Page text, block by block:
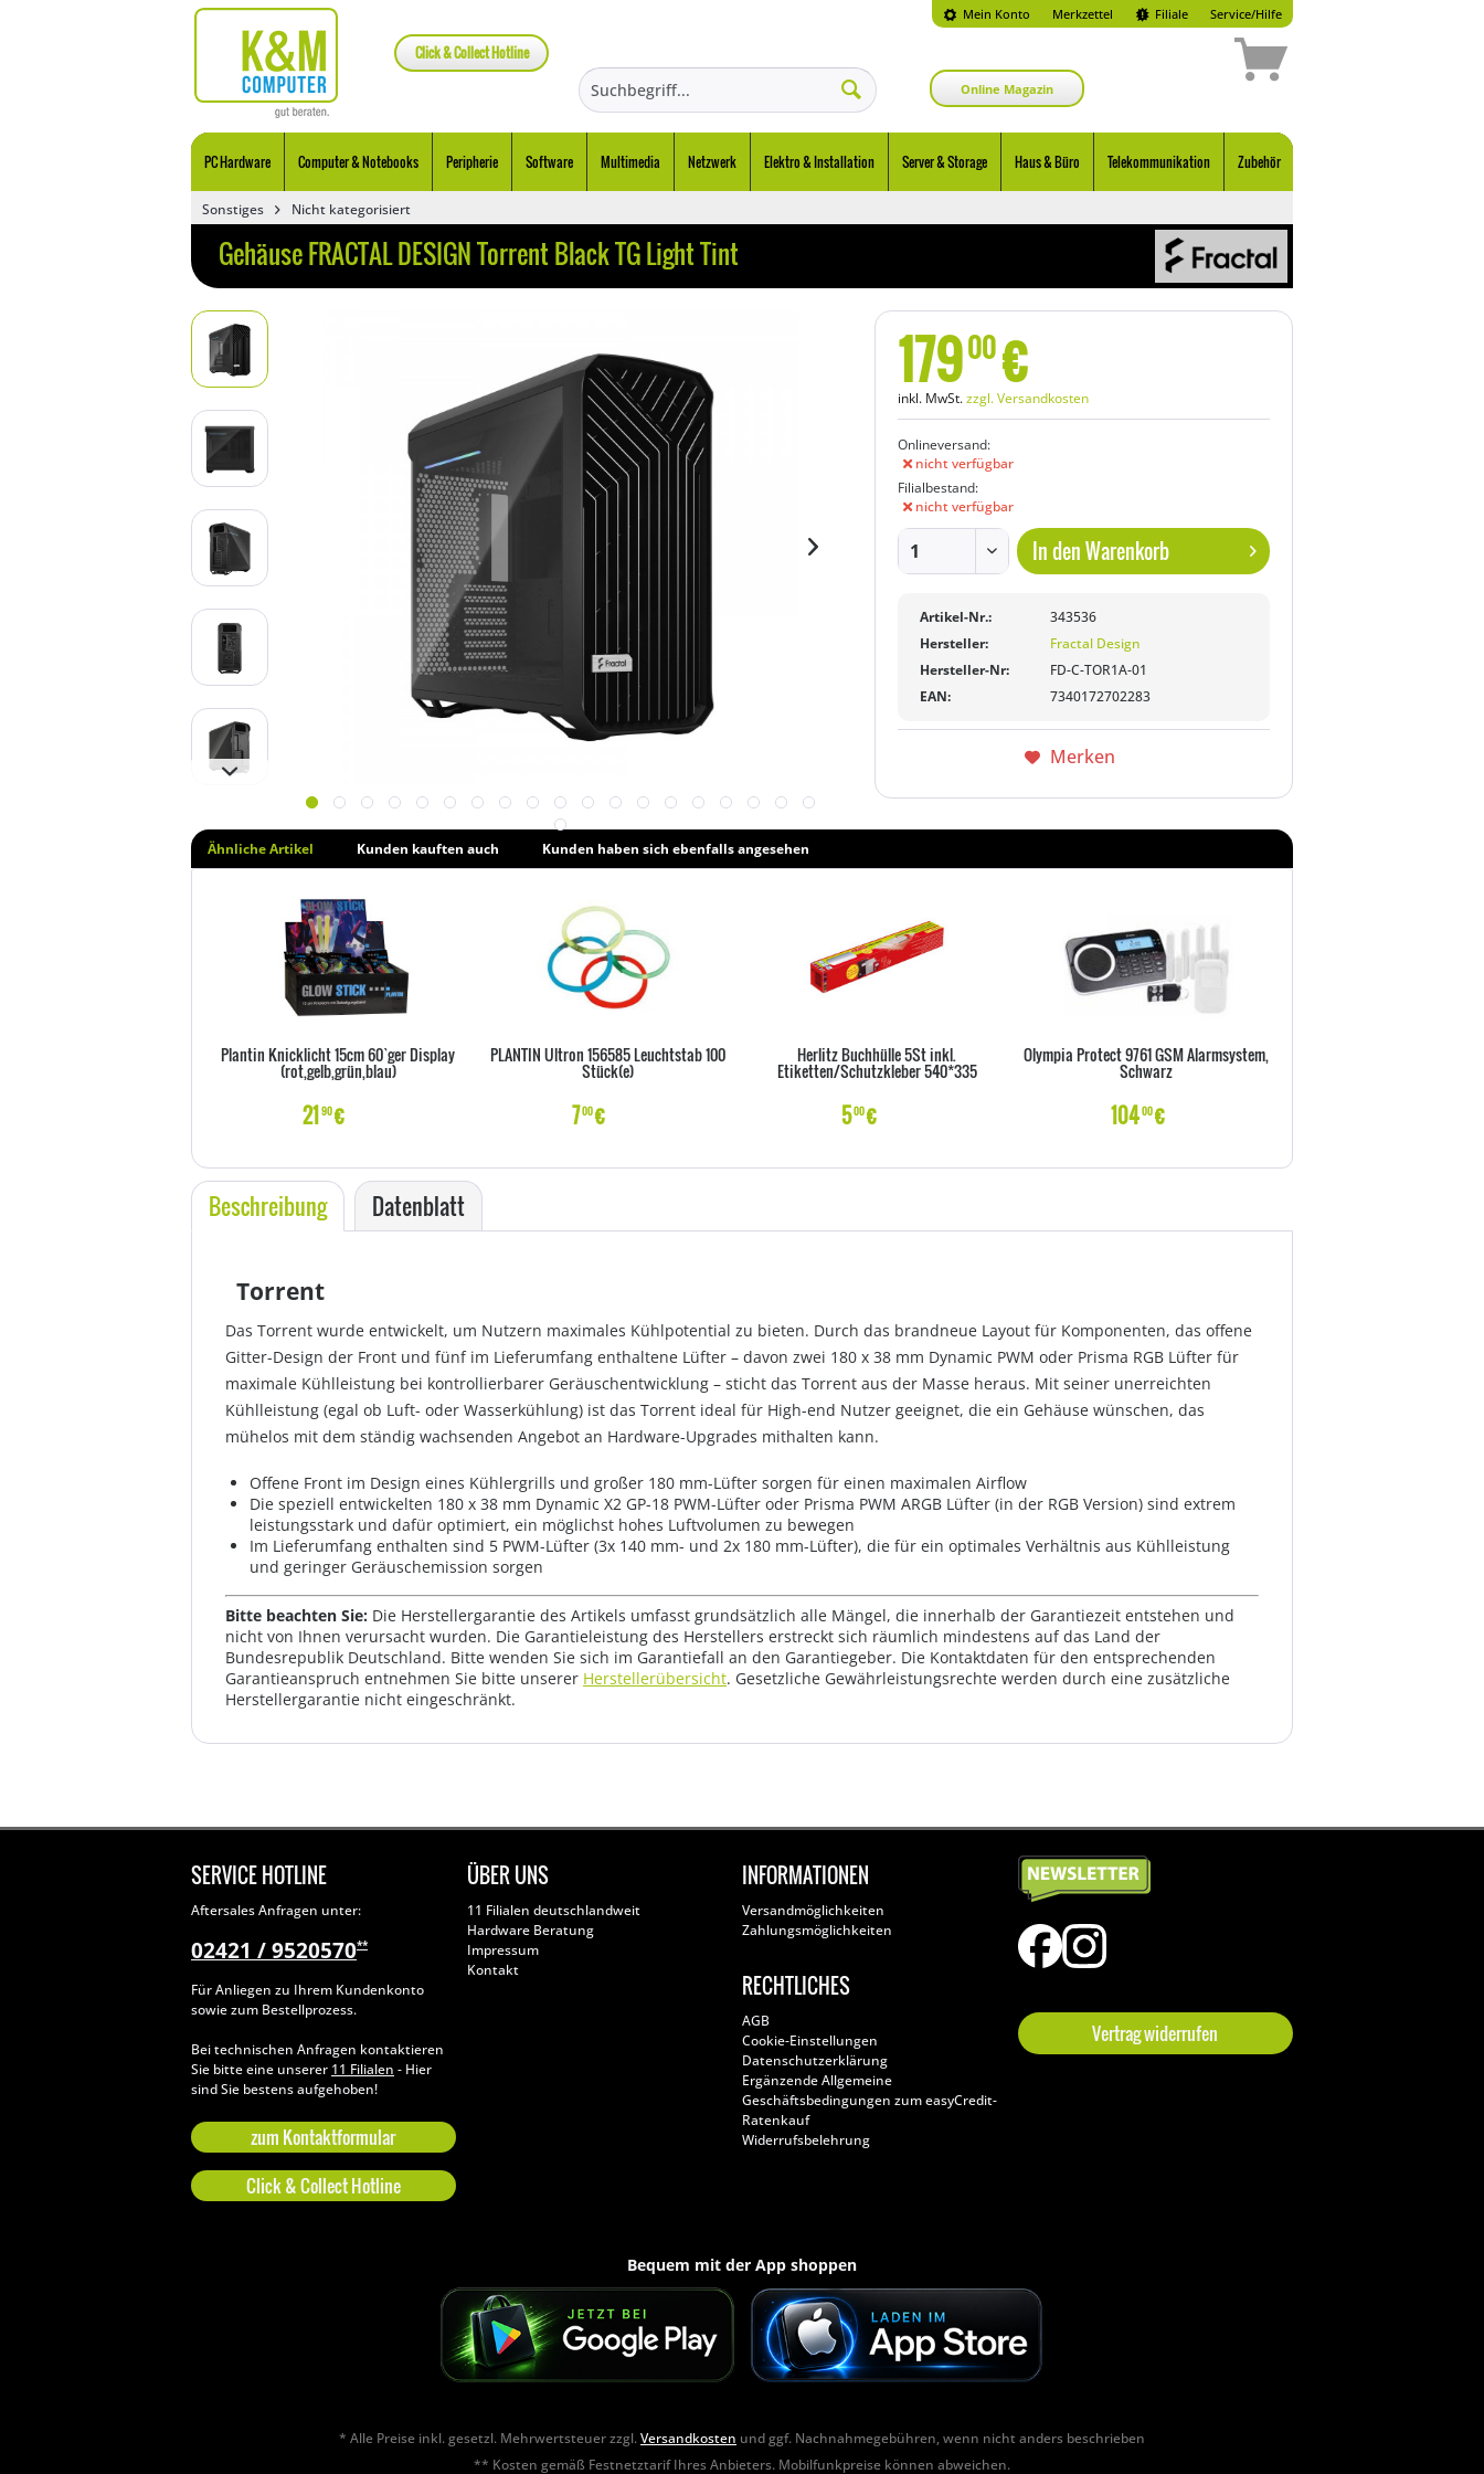
Mein Konto Merkzettel
Click & Collect Hotline
Filiale Service/Hilfe
Online Magazin
PC Hardware Computer & Notebooks Peripherie Software Multimedia Netzwerk Elektro & Installation Server & Storage Haus & Büro Telekommunikation Zubehör
Sonstiges Nicht kategorisiert
Gehäuse FRACTAL DESIGN Torrent Black TG Light Tint
17900€
inkl. MwSt.zzgl. Versandkosten
Onlineversand:
nicht verfügbar
Filialbestand:
nicht verfügbar
In denWarenkorb
Artikel-Nr.:
343536
Hersteller:
Fractal Design
Hersteller-Nr:
FD-C-TOR1A-01
EAN:
7340172702283
Merken
Ähnliche Artikel Kunden kauften auch Kunden haben sich ebenfalls angesehen
Plantin Knicklicht 15cm 60`ger Display
(rot,gelb,grün,blau)
21 90€
PLANTIN Ultron 156585 Leuchtstab 100
Stück(e)
700€
Herlitz Buchhülle 5St inkl.
Etiketten/Schutzkleber 540*335
500€
Olympia Protect 9761 GSM Alarmsystem,
Schwarz
10400€
Beschreibung Datenblatt
Torrent
Das Torrent wurde entwickelt, um Nutzern maximales Kühlpotential zu bieten. Durch das brandneue Layout für Komponenten, das offene
Gitter-Design der Front und fünf im Lieferumfang enthaltene Lüfter – davon zwei 180 x 38 mm Dynamic PWM oder Prisma RGB Lüfter für
maximale Kühlleistung bei kontrollierbarer Geräuschentwicklung – sticht das Torrent aus der Masse heraus. Mit seiner unerreichten
Kühlleistung (egal ob Luft- oder Wasserkühlung) ist das Torrent ideal für High-end Nutzer geeignet, die ein Gehäuse wünschen, das
mühelos mit dem ständig wachsenden Angebot an Hardware-Upgrades mithalten kann.
Offene Front im Design eines Kühlergrills und großer 180 mm-Lüfter sorgen für einen maximalen Airflow
Die speziell entwickelten 180 x 38 mm Dynamic X2 GP-18 PWM-Lüfter oder Prisma PWM ARGB Lüfter (in der RGB Version) sind extrem
leistungsstark und dafür optimiert, ein möglichst hohes Luftvolumen zu bewegen
Im Lieferumfang enthalten sind 5 PWM-Lüfter (3x 140 mm- und 2x 180 mm-Lüfter), die für ein optimales Verhältnis aus Kühlleistung
und geringer Geräuschemission sorgen
Bitte beachten Sie: Die Herstellergarantie des Artikels umfasst grundsätzlich alle Mängel, die innerhalb der Garantiezeit entstehen und
nicht von Ihnen verursacht wurden. Die Garantieleistung des Herstellers erstreckt sich räumlich mindestens auf das Land der
Bundesrepublik Deutschland. Bitte wenden Sie sich im Garantiefall an den Garantiegeber. Die Kontaktdaten für den entsprechenden
Garantieanspruch entnehmen Sie bitte unserer Herstellerübersicht. Gesetzliche Gewährleistungsrechte werden durch eine zusätzliche
Herstellergarantie nicht eingeschränkt.
SERVICE HOTLINE
Aftersales Anfragen unter:
02421 / 9520570**
Für Anliegen zu Ihrem Kundenkonto
sowie zum Bestellprozess.
Bei technischen Anfragen kontaktieren
Sie bitte eine unserer 11 Filialen - Hier
sind Sie bestens aufgehoben!
zum Kontaktformular
Click & Collect Hotline
ÜBER UNS
11 Filialen deutschlandweit
Hardware Beratung
Impressum
Kontakt
INFORMATIONEN
Versandmöglichkeiten
Zahlungsmöglichkeiten
RECHTLICHES
AGB
Cookie-Einstellungen
Datenschutzerklärung
Ergänzende Allgemeine
Geschäftsbedingungen zum easyCredit-
Ratenkauf
Widerrufsbelehrung
Vertrag widerrufen
Bequem mit der App shoppen
* Alle Preise inkl. gesetzl. Mehrwertsteuer zzgl.Versandkosten und ggf. Nachnahmegebühren, wenn nicht anders beschrieben
** Kosten gemäß Festnetztarif Ihres Anbieters. Mobilfunkpreise können abweichen.